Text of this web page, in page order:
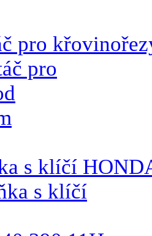
pro
s klíčí